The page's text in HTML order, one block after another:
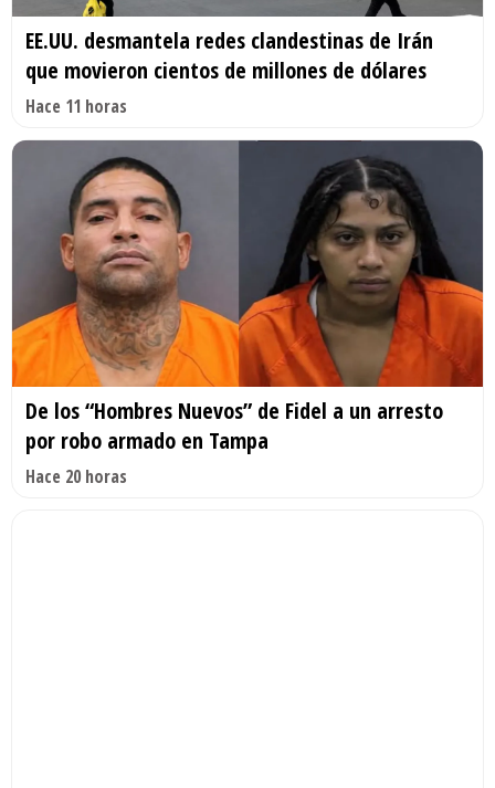
EE.UU. desmantela redes clandestinas de Irán
que movieron cientos de millones de dólares
Hace 11 horas
De los “Hombres Nuevos” de Fidel a un arresto
por robo armado en Tampa
Hace 20 horas